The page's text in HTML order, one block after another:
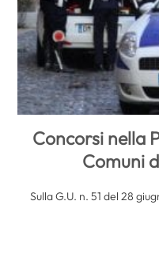
Concorsi nella
Comuni
Sulla G.U. n. 51 del 28